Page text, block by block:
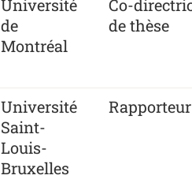
Université
de
Montréal
Co-
de thèse
Université
Saint-
Louis-
Bruxelles
Rapporteur